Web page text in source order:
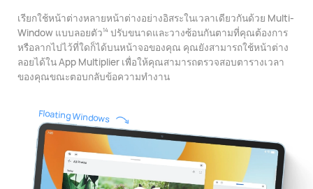
เรียกใช้หน้าต่างหลายหน้าต่างอย่างอิสระในเวลาเดียวกันด้วย Multi-
Window แบบลอยตัว14ปรับขนาดและวางซ้อนกันตามที่คุณต้องการ
หรือลากไปไว้ที่ใดก็ได้บนหน้าจอของคุณ คุณยังสามารถใช้หน้าต่าง
ลอยได้ใน App Multiplier เพื่อให้คุณสามารถตรวจสอบตารางเวลา
ของคุณขณะตอบกลับข้อความทํางาน
Floating Windows